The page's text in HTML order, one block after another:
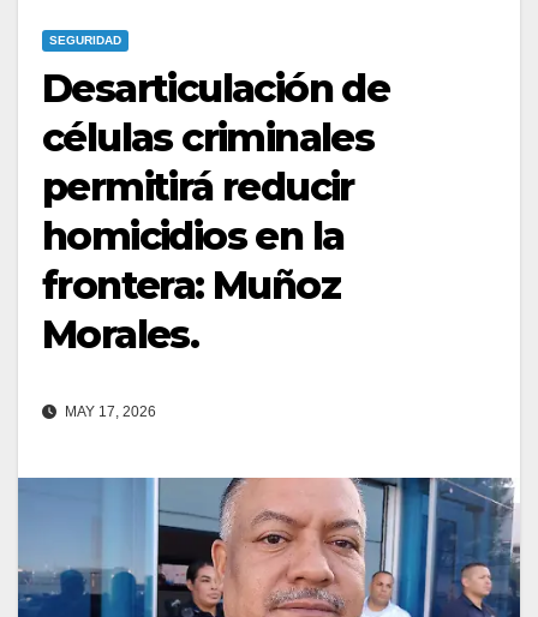
SEGURIDAD
Desarticulación de
células criminales
permitirá reducir
homicidios en la
frontera: Muñoz
Morales.
MAY 17, 2026